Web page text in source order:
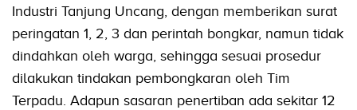
Industri Tanjung Uncang, dengan memberikan surat
peringatan 1, 2, 3 dan perintah bongkar, namun tidak
dindahkan oleh warga, sehingga sesuai prosedur
dilakukan tindakan pembongkaran oleh Tim
Terpadu. Adapun sasaran penertiban ada sekitar 12